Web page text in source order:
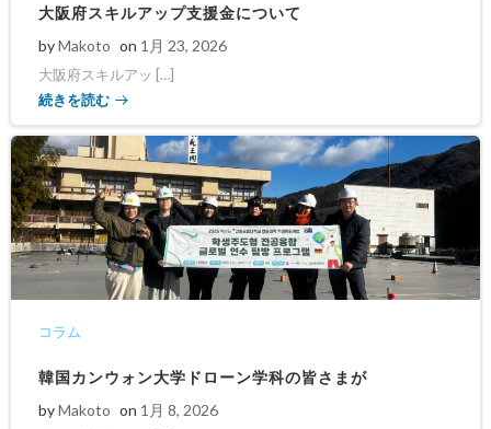
大阪府スキルアップ支援金について
byMakoto on 1月 23, 2026
大阪府スキルアッ […]
続きを読む
コラム
韓国カンウォン大学ドローン学科の皆さまが
byMakoto on 1月 8, 2026